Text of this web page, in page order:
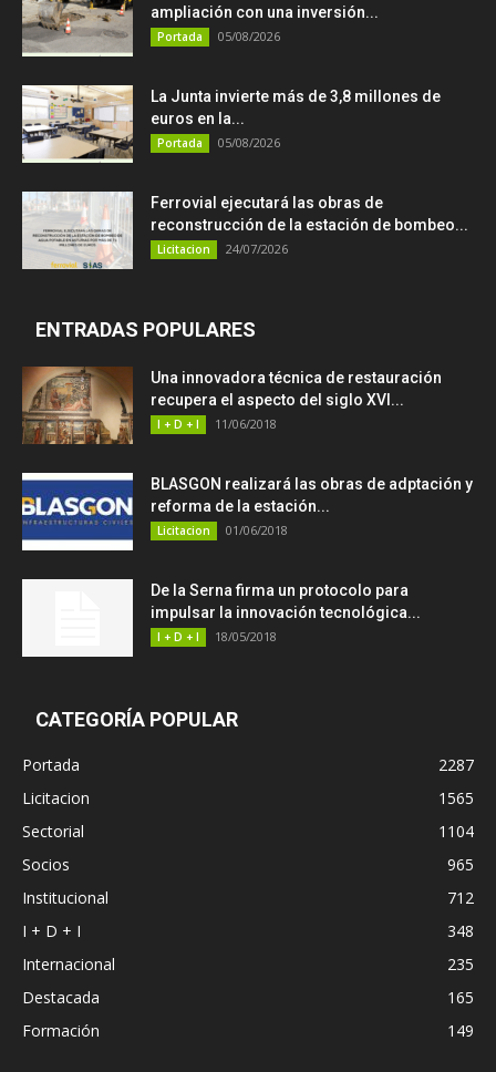
ampliación con una inversión...
Portada 05/08/2026
La Junta invierte más de 3,8 millones de
euros en la...
Portada 05/08/2026
Ferrovial ejecutará las obras de
reconstrucción de la estación de bombeo...
Licitacion 24/07/2026
ENTRADAS POPULARES
Una innovadora técnica de restauración
recupera el aspecto del siglo XVI...
I + D + I 11/06/2018
BLASGON realizará las obras de adptación y
reforma de la estación...
Licitacion 01/06/2018
De la Serna firma un protocolo para
impulsar la innovación tecnológica...
I + D + I 18/05/2018
CATEGORÍA POPULAR
Portada
2287
Licitacion
1565
Sectorial
1104
Socios
965
Institucional
712
I + D + I
348
Internacional
235
Destacada
165
Formación
149